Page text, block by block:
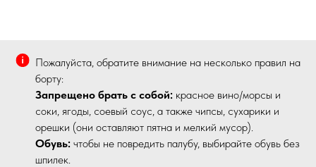
Пожалуйста, обратите внимание на несколько правил на
борту:
Запрещено брать с собой: красное вино/морсы и
соки, ягоды, соевый соус, а также чипсы, сухарики и
орешки (они оставляют пятна и мелкий мусор).
Обувь: чтобы не повредить палубу, выбирайте обувь без
шпилек.